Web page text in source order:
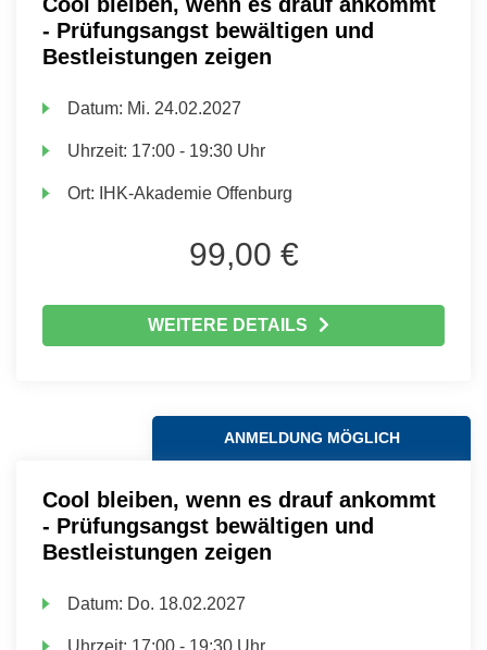
- Prüfungsangst bewältigen und
Bestleistungen zeigen
Datum: Mi. 24.02.2027
Uhrzeit: 17:00 - 19:30 Uhr
Ort: IHK-Akademie Offenburg
99,00 €
WEITERE DETAILS
ANMELDUNG MÖGLICH
Cool bleiben, wenn es drauf ankommt
- Prüfungsangst bewältigen und
Bestleistungen zeigen
Datum: Do. 18.02.2027
Uhrzeit: 17:00 - 19:30 Uhr